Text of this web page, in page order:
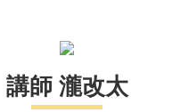
講師 瀧改太